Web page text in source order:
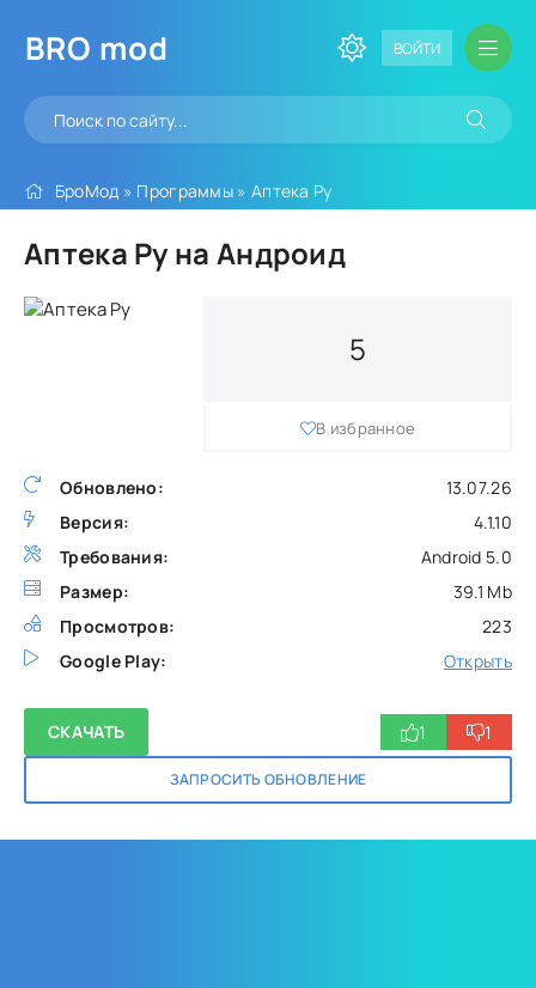
BRO mod ВОЙТИ
БроМод » Программы » Аптека Ру
Аптека Ру на Андроид
Обновлено:
13.07.26
Версия:
4.1.10
Требования:
Android 5.0
Размер:
39.1 Mb
Просмотров:
223
Google Play:
Открыть
5
В избранное
СКАЧАТЬ
ЗАПРОСИТЬ ОБНОВЛЕНИЕ
1 1